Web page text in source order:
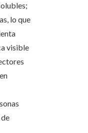
lo que
visible